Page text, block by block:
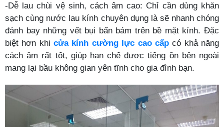
-Dễ lau chùi vệ sinh, cách âm cao: Chỉ cần dùng khăn
sạch cùng nước lau kính chuyên dụng là sẽ nhanh chóng
đánh bay những vết bụi bẩn bám trên bề mặt kính. Đặc
biệt hơn khicửa kính cường lực cao cấpcó khả năng
cách âm rất tốt, giúp hạn chế được tiếng ồn bên ngoài
mang lại bầu không gian yên tĩnh cho gia đình bạn.